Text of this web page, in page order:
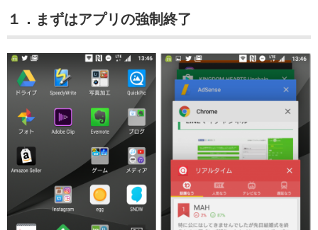
１．まずはアプリの強制終了